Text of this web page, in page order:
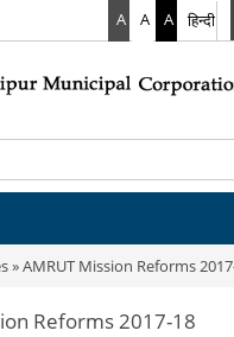
A A A हिन्दी
» AMRUT Mission Reforms
Reforms 2017-18